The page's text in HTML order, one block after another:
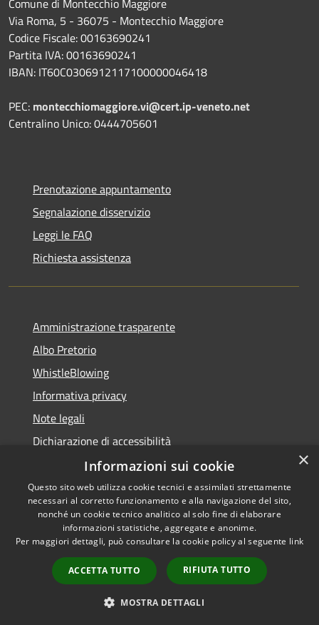
Comune di Montecchio Maggiore
Via Roma, 5 - 36075 - Montecchio Maggiore
Codice Fiscale: 00163690241
Partita IVA: 00163690241
IBAN: IT60C0306912117100000046418
PEC: montecchiomaggiore.vi@cert.ip-veneto.net
Centralino Unico: 0444705601
Prenotazione appuntamento
Segnalazione disservizio
Leggi le FAQ
Richiesta assistenza
Amministrazione trasparente
Albo Pretorio
WhistleBlowing
Informativa privacy
Note legali
Dichiarazione di accessibilità
Accessibilità
Privacy
Mappa del sito
Obiettivi di accessibilità
Copyright © 2026 • Città di
Montecchio Maggiore •
Powered byMunicipium •
Accesso redazione
×
Informazioni sui cookie
Questo sito web utilizza cookie tecnici e assimilati strettamente
necessari al corretto funzionamento e alla navigazione del sito,
nonché un cookie tecnico analitico al solo fine di elaborare
informazioni statistiche, aggregate e anonime.
Per maggiori dettagli, può consultare la cookie policy al seguente link
ACCETTA TUTTO RIFIUTA TUTTO
MOSTRA DETTAGLI